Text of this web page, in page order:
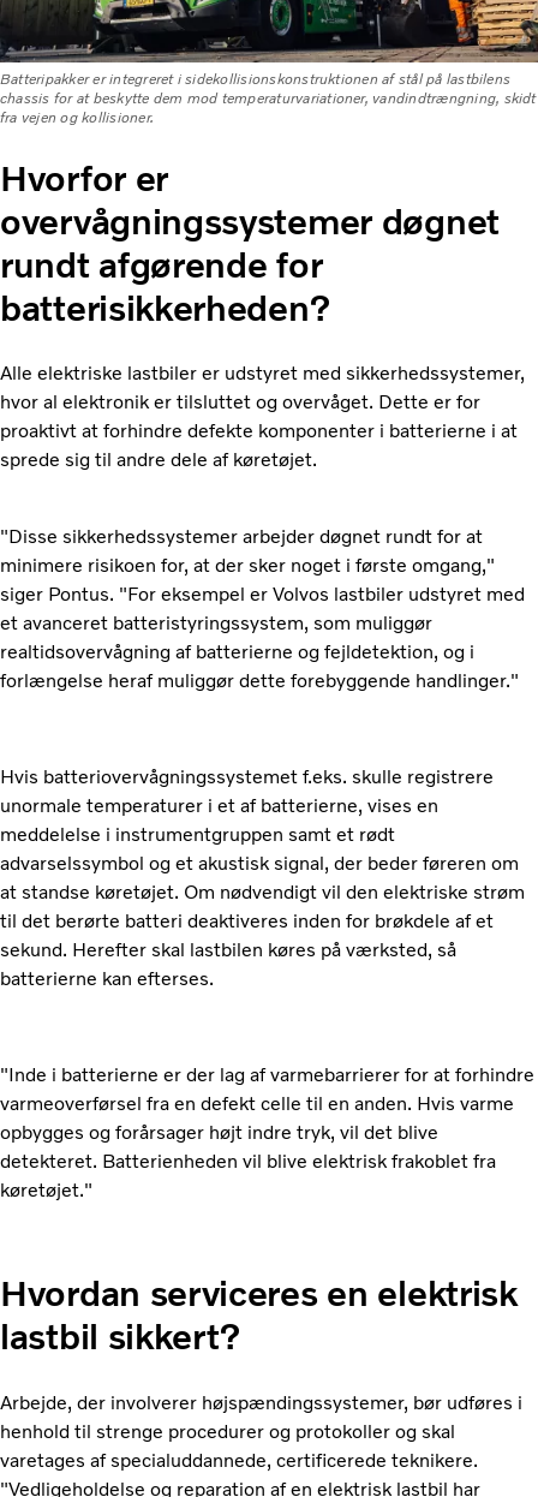
Batteripakker er integreret i sidekollisionskonstruktionen af ​​stål på lastbilens
chassis for at beskytte dem mod temperaturvariationer, vandindtrængning, skidt
fra vejen og kollisioner.
Hvorfor er
overvågningssystemer døgnet
rundt afgørende for
batterisikkerheden?
Alle elektriske lastbiler er udstyret med sikkerhedssystemer,
hvor al elektronik er tilsluttet og overvåget. Dette er for
proaktivt at forhindre defekte komponenter i batterierne i at
sprede sig til andre dele af køretøjet.
"Disse sikkerhedssystemer arbejder døgnet rundt for at
minimere risikoen for, at der sker noget i første omgang,"
siger Pontus. "For eksempel er Volvos lastbiler udstyret med
et avanceret batteristyringssystem, som muliggør
realtidsovervågning af batterierne og fejldetektion, og i
forlængelse heraf muliggør dette forebyggende handlinger."
Hvis batteriovervågningssystemet f.eks. skulle registrere
unormale temperaturer i et af batterierne, vises en
meddelelse i instrumentgruppen samt et rødt
advarselssymbol og et akustisk signal, der beder føreren om
at standse køretøjet. Om nødvendigt vil den elektriske strøm
til det berørte batteri deaktiveres inden for brøkdele af et
sekund. Herefter skal lastbilen køres på værksted, så
batterierne kan efterses.
"Inde i batterierne er der lag af varmebarrierer for at forhindre
varmeoverførsel fra en defekt celle til en anden. Hvis varme
opbygges og forårsager højt indre tryk, vil det blive
detekteret. Batterienheden vil blive elektrisk frakoblet fra
køretøjet."
Hvordan serviceres en elektrisk
lastbil sikkert?
Arbejde, der involverer højspændingssystemer, bør udføres i
henhold til strenge procedurer og protokoller og skal
varetages af specialuddannede, certificerede teknikere.
"Vedligeholdelse og reparation af en elektrisk lastbil har